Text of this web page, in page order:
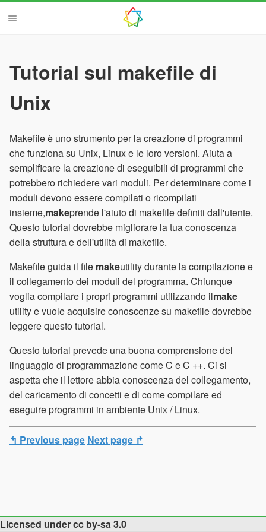
Tutorial sul makefile di
Unix
Makefile è uno strumento per la creazione di programmi
che funziona su Unix, Linux e le loro versioni. Aiuta a
semplificare la creazione di eseguibili di programmi che
potrebbero richiedere vari moduli. Per determinare come i
moduli devono essere compilati o ricompilati
insieme,makeprende l'aiuto di makefile definiti dall'utente.
Questo tutorial dovrebbe migliorare la tua conoscenza
della struttura e dell'utilità di makefile.
Makefile guida il file makeutility durante la compilazione e
il collegamento dei moduli del programma. Chiunque
voglia compilare i propri programmi utilizzando ilmake
utility e vuole acquisire conoscenze su makefile dovrebbe
leggere questo tutorial.
Questo tutorial prevede una buona comprensione del
linguaggio di programmazione come C e C ++. Ci si
aspetta che il lettore abbia conoscenza del collegamento,
del caricamento di concetti e di come compilare ed
eseguire programmi in ambiente Unix / Linux.
↰ Previous page Next page ↱
Licensed under cc by-sa 3.0